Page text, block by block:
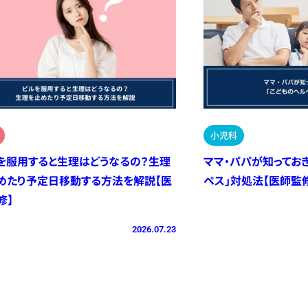
服用すると生理はどうなるの？生理
たり予定日移動する方法を解説【医
2026.07.23
小児科
ママ・パパが知ってお
ペス」対処法【医師監